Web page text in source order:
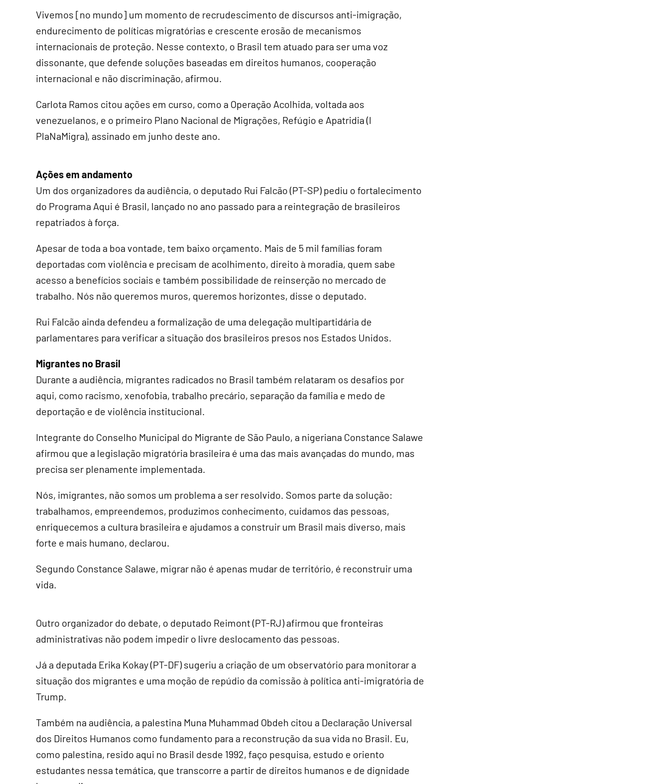
Vivemos [no mundo] um momento de recrudescimento de discursos anti-imigração,
endurecimento de políticas migratórias e crescente erosão de mecanismos
internacionais de proteção. Nesse contexto, o Brasil tem atuado para ser uma voz
dissonante, que defende soluções baseadas em direitos humanos, cooperação
internacional e não discriminação, afirmou.
Carlota Ramos citou ações em curso, como a Operação Acolhida, voltada aos
venezuelanos, e o primeiro Plano Nacional de Migrações, Refúgio e Apatridia (I
PlaNaMigra), assinado em junho deste ano.
Ações em andamento
Um dos organizadores da audiência, o deputado Rui Falcão (PT-SP) pediu o fortalecimento
do Programa Aqui é Brasil, lançado no ano passado para a reintegração de brasileiros
repatriados à força.
Apesar de toda a boa vontade, tem baixo orçamento. Mais de 5 mil famílias foram
deportadas com violência e precisam de acolhimento, direito à moradia, quem sabe
acesso a benefícios sociais e também possibilidade de reinserção no mercado de
trabalho. Nós não queremos muros, queremos horizontes, disse o deputado.
Rui Falcão ainda defendeu a formalização de uma delegação multipartidária de
parlamentares para verificar a situação dos brasileiros presos nos Estados Unidos.
Migrantes no Brasil
Durante a audiência, migrantes radicados no Brasil também relataram os desafios por
aqui, como racismo, xenofobia, trabalho precário, separação da família e medo de
deportação e de violência institucional.
Integrante do Conselho Municipal do Migrante de São Paulo, a nigeriana Constance Salawe
afirmou que a legislação migratória brasileira é uma das mais avançadas do mundo, mas
precisa ser plenamente implementada.
Nós, imigrantes, não somos um problema a ser resolvido. Somos parte da solução:
trabalhamos, empreendemos, produzimos conhecimento, cuidamos das pessoas,
enriquecemos a cultura brasileira e ajudamos a construir um Brasil mais diverso, mais
forte e mais humano, declarou.
Segundo Constance Salawe, migrar não é apenas mudar de território, é reconstruir uma
vida.
Outro organizador do debate, o deputado Reimont (PT-RJ) afirmou que fronteiras
administrativas não podem impedir o livre deslocamento das pessoas.
Já a deputada Erika Kokay (PT-DF) sugeriu a criação de um observatório para monitorar a
situação dos migrantes e uma moção de repúdio da comissão à política anti-imigratória de
Trump.
Também na audiência, a palestina Muna Muhammad Obdeh citou a Declaração Universal
dos Direitos Humanos como fundamento para a reconstrução da sua vida no Brasil. Eu,
como palestina, resido aqui no Brasil desde 1992, faço pesquisa, estudo e oriento
estudantes nessa temática, que transcorre a partir de direitos humanos e de dignidade